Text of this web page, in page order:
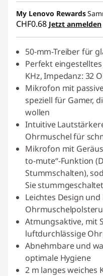
eCoupon :SALES
My Lenovo Rewards
CHF0.68 Jetzt anmelden
50-mm-Treiber für
Perfekt eingestelltes
KHz, Impedanz: 32
Mikrofon mit
speziell für Gamer,
wollen
Intuitive
Ohrmuschel für
Mikrofon mit
to-mute“-Funktion
Stummschalten),
Sie
Leichtes Design
Atmungsaktive, mit
luftdurchlässige
Abnehmbare und
optimale Hygiene
2 m langes weiches